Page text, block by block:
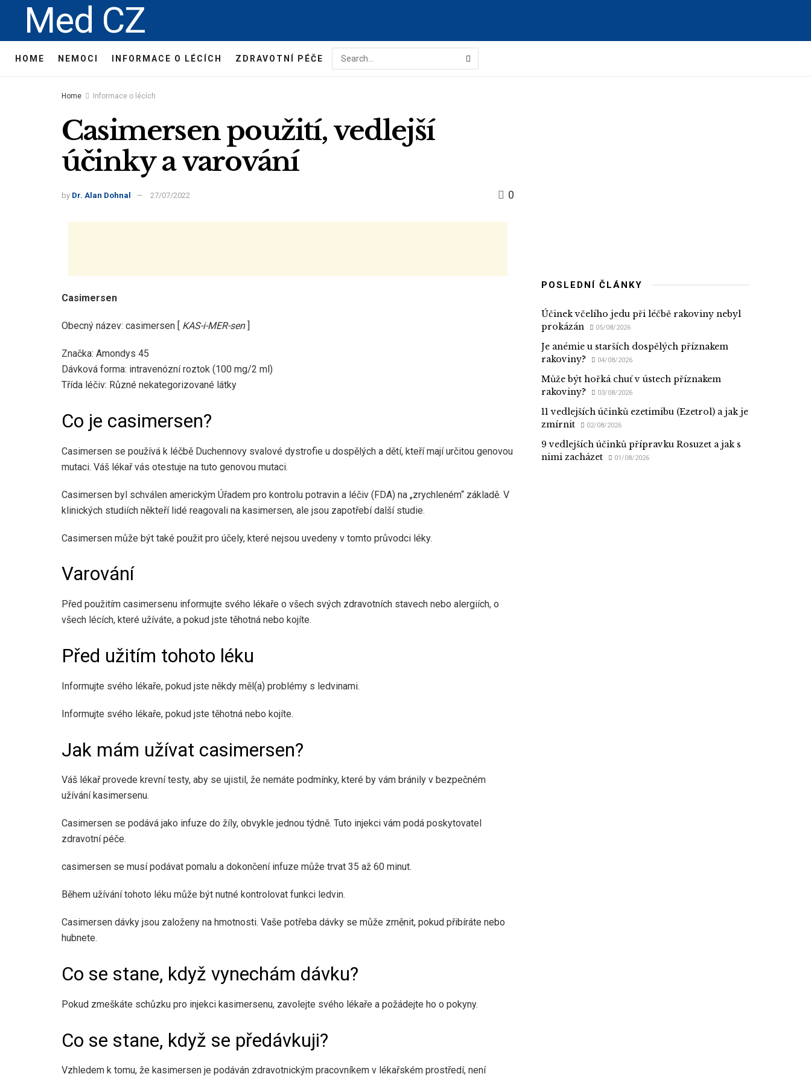
Med CZ
HOME NEMOCI INFORMACE O LÉCÍCH ZDRAVOTNÍ PÉČE
Home Informace o lécích
Casimersen použití, vedlejší
účinky a varování
by Dr. Alan Dohnal 27/07/2022 0
Casimersen
Obecný název: casimersen [ KAS-i-MER-sen]
Značka: Amondys 45
Dávková forma: intravenózní roztok (100 mg/2 ml)
Třída léčiv: Různé nekategorizované látky
Co je casimersen?
Casimersen se používá k léčbě Duchennovy svalové dystrofie u dospělých a dětí, kteří mají určitou genovou
mutaci. Váš lékař vás otestuje na tuto genovou mutaci.
Casimersen byl schválen americkým Úřadem pro kontrolu potravin a léčiv (FDA) na „zrychleném“ základě. V
klinických studiích někteří lidé reagovali na kasimersen, ale jsou zapotřebí další studie.
Casimersen může být také použit pro účely, které nejsou uvedeny v tomto průvodci léky.
Varování
Před použitím casimersenu informujte svého lékaře o všech svých zdravotních stavech nebo alergiích, o
všech lécích, které užíváte, a pokud jste těhotná nebo kojíte.
Před užitím tohoto léku
Informujte svého lékaře, pokud jste někdy měl(a) problémy s ledvinami.
Informujte svého lékaře, pokud jste těhotná nebo kojíte.
Jak mám užívat casimersen?
Váš lékař provede krevní testy, aby se ujistil, že nemáte podmínky, které by vám bránily v bezpečném
užívání kasimersenu.
Casimersen se podává jako infuze do žíly, obvykle jednou týdně. Tuto injekci vám podá poskytovatel
zdravotní péče.
casimersen se musí podávat pomalu a dokončení infuze může trvat 35 až 60 minut.
Během užívání tohoto léku může být nutné kontrolovat funkci ledvin.
Casimersen dávky jsou založeny na hmotnosti. Vaše potřeba dávky se může změnit, pokud přibíráte nebo
hubnete.
Co se stane, když vynechám dávku?
Pokud zmeškáte schůzku pro injekci kasimersenu, zavolejte svého lékaře a požádejte ho o pokyny.
Co se stane, když se předávkuji?
Vzhledem k tomu, že kasimersen je podáván zdravotnickým pracovníkem v lékařském prostředí, není
POSLEDNÍ ČLÁNKY
Účinek včelího jedu při léčbě rakoviny nebyl
prokázán
05/08/2026
Je anémie u starších dospělých příznakem
rakoviny?
04/08/2026
Může být hořká chuť v ústech příznakem
rakoviny?
03/08/2026
11 vedlejších účinků ezetimibu (Ezetrol) a jak je
zmírnit
02/08/2026
9 vedlejších účinků přípravku Rosuzet a jak s
nimi zacházet
01/08/2026